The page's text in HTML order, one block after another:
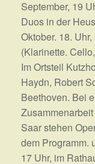
September, 19
Duos in der
Oktober. 18.
(Klarinette.
Im Ortsteil
Haydn, Robert
Beethoven. Bei
Saar stehen
dem Programm.
17 Uhr, im